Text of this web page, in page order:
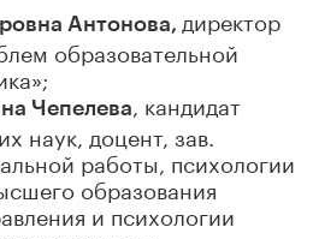
Антонова, директор
образовательной
Чепелева
, кандидат
наук, доцент, зав.
работы, психологии
образования
и психологии